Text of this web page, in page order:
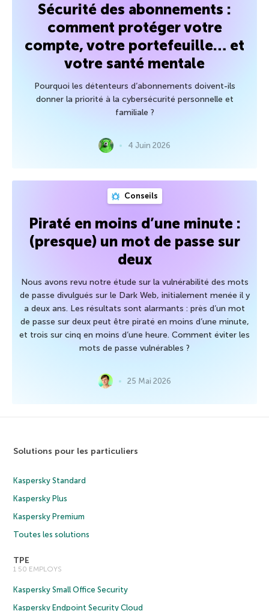
Sécurité des abonnements :
comment protéger votre
compte, votre portefeuille… et
votre santé mentale
Pourquoi les détenteurs d’abonnements doivent-ils
donner la priorité à la cybersécurité personnelle et
familiale ?
4 Juin 2026
Conseils
Piraté en moins d’une minute :
(presque) un mot de passe sur
deux
Nous avons revu notre étude sur la vulnérabilité des mots
de passe divulgués sur le Dark Web, initialement menée il y
a deux ans. Les résultats sont alarmants : près d’un mot
de passe sur deux peut être piraté en moins d’une minute,
et trois sur cinq en moins d’une heure. Comment éviter les
mots de passe vulnérables ?
25 Mai 2026
Solutions pour les particuliers
Kaspersky Standard
Kaspersky Plus
Kaspersky Premium
Toutes les solutions
TPE
1 50 EMPLOYS
Kaspersky Small Office Security
Kaspersky Endpoint Security Cloud